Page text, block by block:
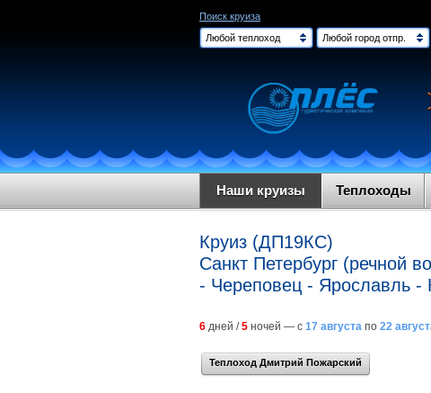
Поиск круиза
Любой теплоход
Любой город отпр.
Наши круизы Теплоходы
Круиз (ДП19КС)
Санкт Петербург (речной
- Череповец - Ярославль -
6 дней /5 ночей — с 17 августа по 22
Теплоход Дмитрий Пожарский